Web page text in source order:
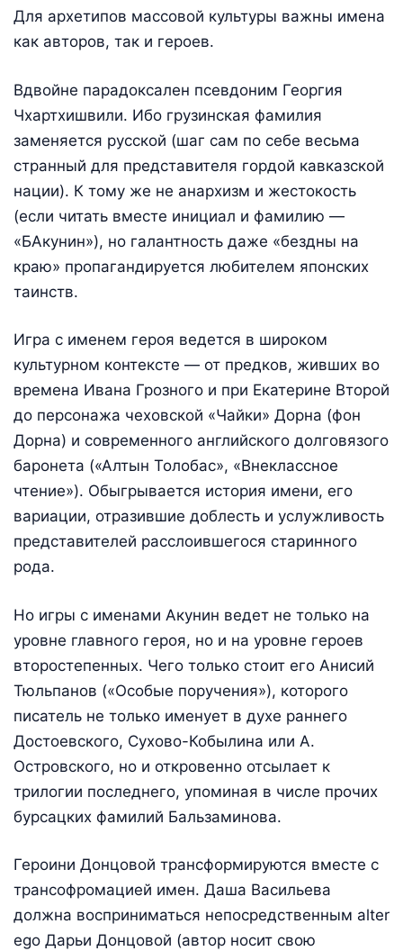
Для архетипов массовой культуры важны имена
как авторов, так и героев.
Вдвойне парадоксален псевдоним Георгия
Чхартхишвили. Ибо грузинская фамилия
заменяется русской (шаг сам по себе весьма
странный для представителя гордой кавказской
нации). К тому же не анархизм и жестокость
(если читать вместе инициал и фамилию —
«БАкунин»), но галантность даже «бездны на
краю» пропагандируется любителем японских
таинств.
Игра с именем героя ведется в широком
культурном контексте — от предков, живших во
времена Ивана Грозного и при Екатерине Второй
до персонажа чеховской «Чайки» Дорна (фон
Дорна) и современного английского долговязого
баронета («Алтын Толобас», «Внеклассное
чтение»). Обыгрывается история имени, его
вариации, отразившие доблесть и услужливость
представителей расслоившегося старинного
рода.
Но игры с именами Акунин ведет не только на
уровне главного героя, но и на уровне героев
второстепенных. Чего только стоит его Анисий
Тюльпанов («Особые поручения»), которого
писатель не только именует в духе раннего
Достоевского, Сухово-Кобылина или А.
Островского, но и откровенно отсылает к
трилогии последнего, упоминая в числе прочих
бурсацких фамилий Бальзаминова.
Героини Донцовой трансформируются вместе с
трансофромацией имен. Даша Васильева
должна восприниматься непосредственным alter
ego Дарьи Донцовой (автор носит свою